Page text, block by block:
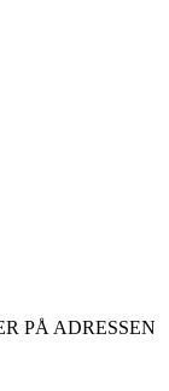
PÅ ADRESSEN